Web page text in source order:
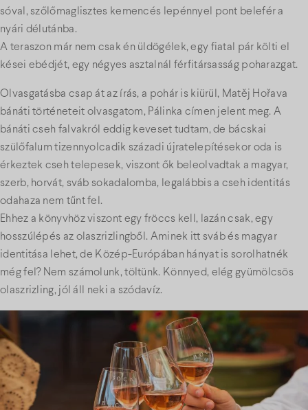
sóval, szőlőmaglisztes kemencés lepénnyel pont belefér a
nyári délutánba.
A teraszon már nem csak én üldögélek, egy fiatal pár költi el
kései ebédjét, egy négyes asztalnál férfitársasság poharazgat.
Olvasgatásba csap át az írás, a pohár is kiürül, Matěj Hořava
bánáti történeteit olvasgatom, Pálinka címen jelent meg. A
bánáti cseh falvakról eddig keveset tudtam, de bácskai
szülőfalum tizennyolcadik századi újratelepítésekor oda is
érkeztek cseh telepesek, viszont ők beleolvadtak a magyar,
szerb, horvát, sváb sokadalomba, legalábbis a cseh identitás
odahaza nem tűnt fel.
Ehhez a könyvhöz viszont egy fröccs kell, lazán csak, egy
hosszúlépés az olaszrizlingből. Aminek itt sváb és magyar
identitása lehet, de Közép-Európában hányat is sorolhatnék
még fel? Nem számolunk, töltünk. Könnyed, elég gyümölcsös
olaszrizling, jól áll neki a szódavíz.